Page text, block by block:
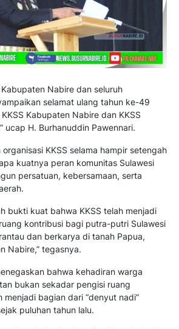
Nabire dan seluruh
selamat ulang tahun ke-49
Kabupaten Nabire dan KKSS
ucap H. Burhanuddin Pawennari.
KKSS selama hampir setengah
kuatnya peran komunitas Sulawesi
persatuan, kebersamaan, serta
bukti kuat bahwa KKSS telah menjadi
kontribusi bagi putra-putri Sulawesi
dan berkarya di tanah Papua,
Nabire,” tegasnya.
bahwa kehadiran warga
bukan sekadar pengisi ruang
bagian dari “denyut nadi”
puluhan tahun lalu.